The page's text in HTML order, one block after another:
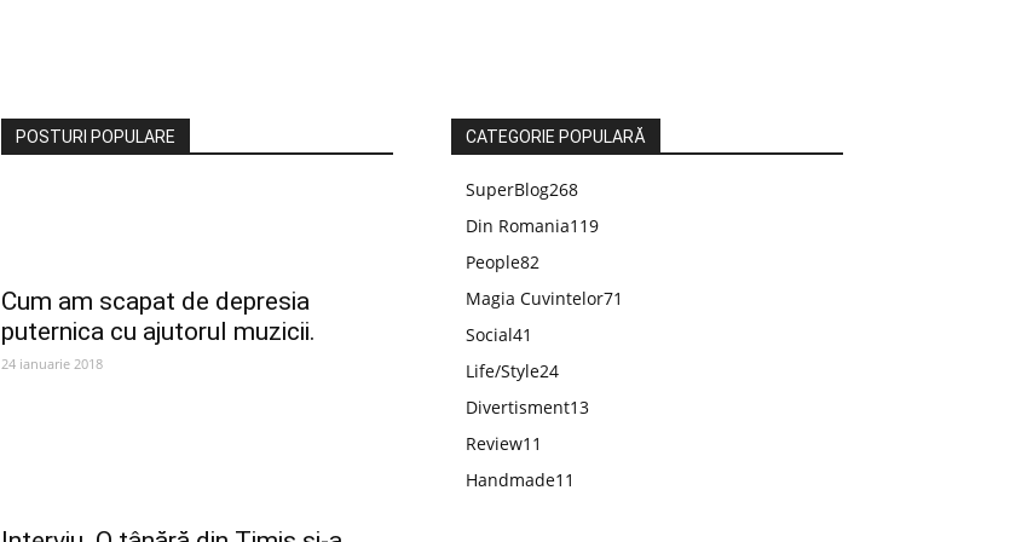
POSTURI POPULARE
Cum am scapat de depresia
puternica cu ajutorul muzicii.
24 ianuarie 2018
CATEGORIE POPULARĂ
SuperBlog268
Din Romania119
People82
Magia Cuvintelor71
Social41
Life/Style24
Divertisment13
Review11
Handmade11